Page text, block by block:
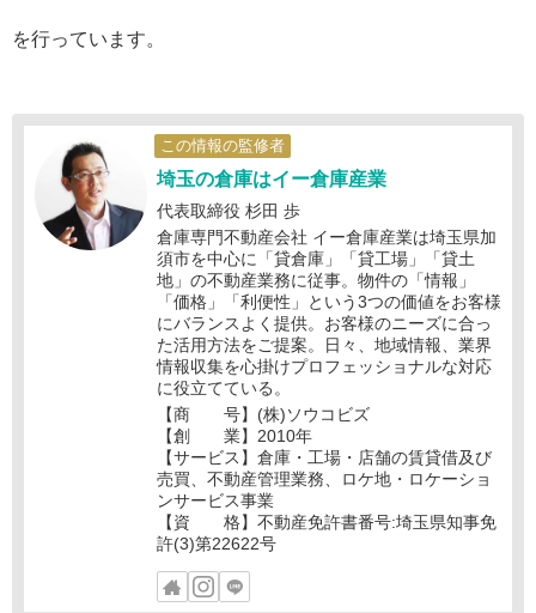
を行っています。
この情報の監修者
埼玉の倉庫はイー倉庫産業
代表取締役 杉田 歩
倉庫専門不動産会社 イー倉庫産業は埼玉県加
須市を中心に「貸倉庫」「貸工場」「貸土
地」の不動産業務に従事。物件の「情報」
「価格」「利便性」という3つの価値をお客様
にバランスよく提供。お客様のニーズに合っ
た活用方法をご提案。日々、地域情報、業界
情報収集を心掛けプロフェッショナルな対応
に役立てている。
【商 号】(株)ソウコビズ
【創 業】2010年
【サービス】倉庫・工場・店舗の賃貸借及び
売買、不動産管理業務、ロケ地・ロケーショ
ンサービス事業
【資 格】不動産免許書番号:埼玉県知事免
許(3)第22622号